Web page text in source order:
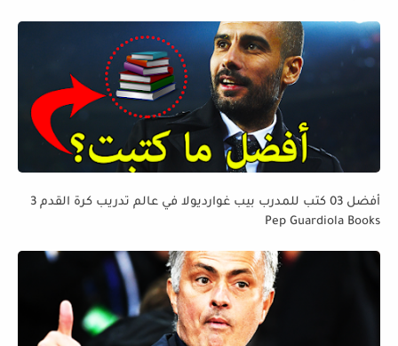
أفضل 03 كتب للمدرب بيب غوارديولا في عالم تدريب كرة القدم 3
Pep Guardiola Books